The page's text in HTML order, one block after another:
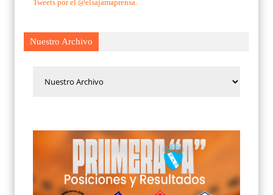
Tweets por el @elsajamaprensa.
Nuestro Archivo